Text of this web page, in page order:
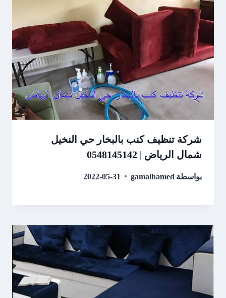
شركة تنظيف كنب بالبخار حي النخيل
شمال الرياض | 0548145142
بواسطة gamalhamed
2022-05-31